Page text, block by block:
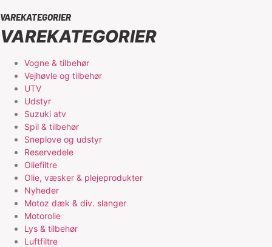
VAREKATEGORIER
VAREKATEGORIER
Vogne & tilbehør
Vejhøvle og tilbehør
UTV
Udstyr
Suzuki atv
Spil & tilbehør
Sneplove og udstyr
Reservedele
Oliefiltre
Olie, væsker & plejeprodukter
Nyheder
Motoz dæk & div. slanger
Motorolie
Lys & tilbehør
Luftfiltre